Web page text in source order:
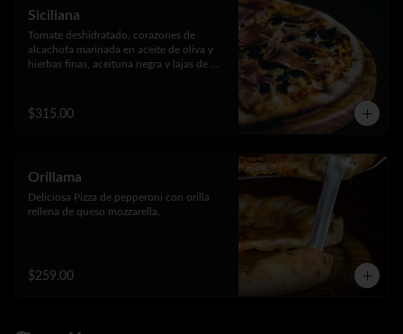
Siciliana
Tomate deshidratado, corazones de
alcachofa marinada en aceite de oliva y
hierbas finas, aceituna negra y lajas de
$315.00
Orillama
Deliciosa Pizza de pepperoni con orilla
rellena de queso mozzarella.
$259.00